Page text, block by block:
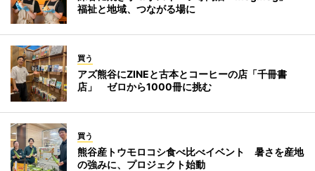
福祉と地域、つながる場に
買う
アズ熊谷にZINEと古本とコーヒーの店「千冊書
店」 ゼロから1000冊に挑む
買う
熊谷産トウモロコシ食べ比べイベント 暑さを産地
の強みに、プロジェクト始動